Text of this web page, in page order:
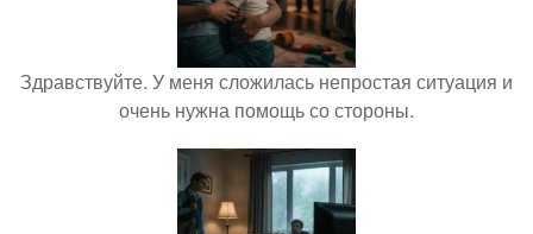
Здравствуйте. У меня сложилась непростая ситуация и
очень нужна помощь со стороны.